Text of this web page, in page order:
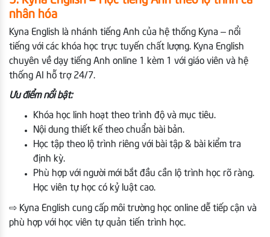
nhân hóa
Kyna English là nhánh tiếng Anh của hệ thống Kyna – nổi
tiếng với các khóa học trực tuyến chất lượng. Kyna English
chuyên về dạy tiếng Anh online 1 kèm 1 với giáo viên và hệ
thống AI hỗ trợ 24/7.
Ưu điểm nổi bật:
Khóa học linh hoạt theo trình độ và mục tiêu.
Nội dung thiết kế theo chuẩn bài bản.
Học tập theo lộ trình riêng với bài tập & bài kiểm tra
định kỳ.
Phù hợp với người mới bắt đầu cần lộ trình học rõ ràng.
Học viên tự học có kỷ luật cao.
⇨ Kyna English cung cấp môi trường học online dễ tiếp cận và
phù hợp với học viên tự quản tiến trình học.